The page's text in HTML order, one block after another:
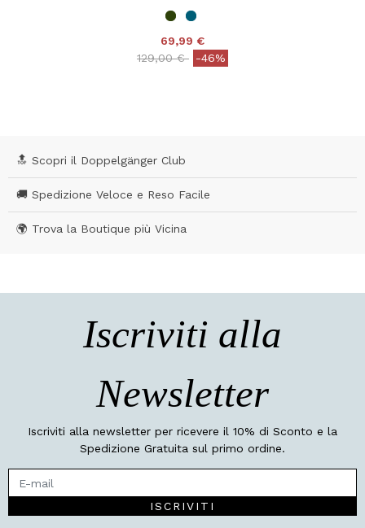
69,99 €
Price reduced from
129,00 €to-46%
🔝 Scopri il Doppelgänger Club
🚚 Spedizione Veloce e Reso Facile
🌍 Trova la Boutique più Vicina
Iscriviti alla
Newsletter
Iscriviti alla newsletter per ricevere il 10% di Sconto e la
Spedizione Gratuita sul primo ordine.
ISCRIVITI